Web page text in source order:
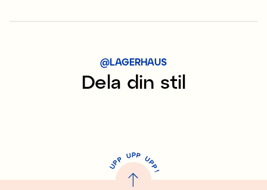
@LAGERHAUS
Dela din stil
U
P
P UPP UP
P
!